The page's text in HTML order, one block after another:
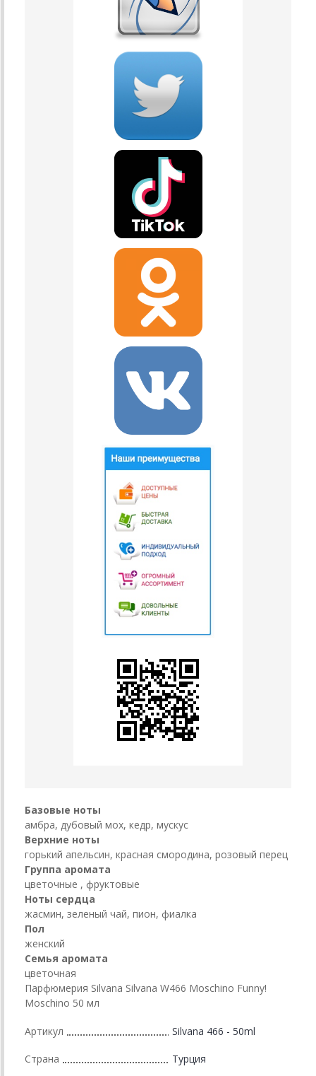
Базовые ноты
амбра, дубовый мох, кедр, мускус
Верхние ноты
горький апельсин, красная смородина, розовый перец
Группа аромата
цветочные , фруктовые
Ноты сердца
жасмин, зеленый чай, пион, фиалка
Пол
женский
Семья аромата
цветочная
Парфюмерия Silvana Silvana W466 Moschino Funny!
Moschino 50 мл
Артикул Silvana 466 - 50ml
Страна Турция